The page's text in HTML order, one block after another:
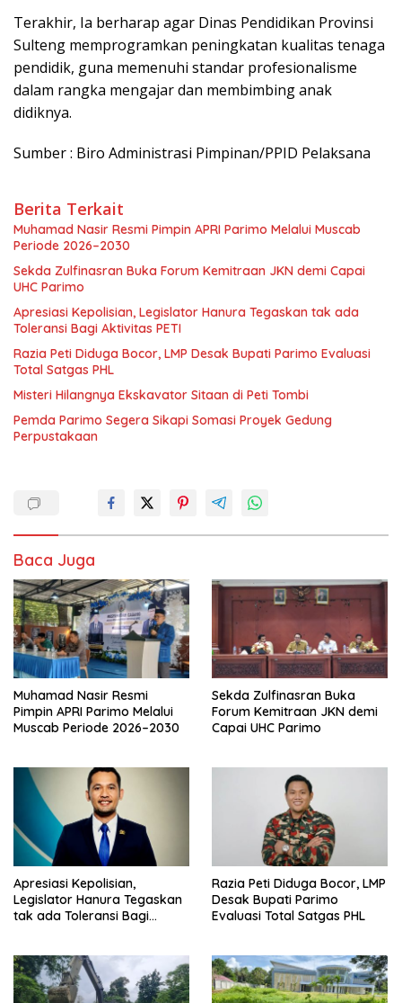
Terakhir, Ia berharap agar Dinas Pendidikan Provinsi
Sulteng memprogramkan peningkatan kualitas tenaga
pendidik, guna memenuhi standar profesionalisme
dalam rangka mengajar dan membimbing anak
didiknya.
Sumber : Biro Administrasi Pimpinan/PPID Pelaksana
Berita Terkait
Muhamad Nasir Resmi Pimpin APRI Parimo Melalui Muscab
Periode 2026–2030
Sekda Zulfinasran Buka Forum Kemitraan JKN demi Capai
UHC Parimo
Apresiasi Kepolisian, Legislator Hanura Tegaskan tak ada
Toleransi Bagi Aktivitas PETI
Razia Peti Diduga Bocor, LMP Desak Bupati Parimo Evaluasi
Total Satgas PHL
Misteri Hilangnya Ekskavator Sitaan di Peti Tombi
Pemda Parimo Segera Sikapi Somasi Proyek Gedung
Perpustakaan
Baca Juga
Muhamad Nasir Resmi
Pimpin APRI Parimo Melalui
Muscab Periode 2026–2030
Sekda Zulfinasran Buka
Forum Kemitraan JKN demi
Capai UHC Parimo
Apresiasi Kepolisian,
Legislator Hanura Tegaskan
tak ada Toleransi Bagi
Razia Peti Diduga Bocor, LMP
Desak Bupati Parimo
Evaluasi Total Satgas PHL